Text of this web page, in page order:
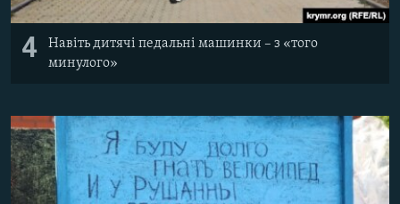
4
Навіть дитячі педальні машинки – з «того
минулого»